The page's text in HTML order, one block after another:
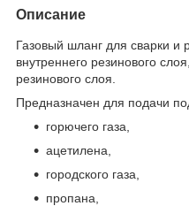
Описание
Газовый шланг для сварки и
внутреннего резинового
резинового слоя.
Предназначен для подачи
горючего газа,
ацетилена,
городского газа,
пропана,